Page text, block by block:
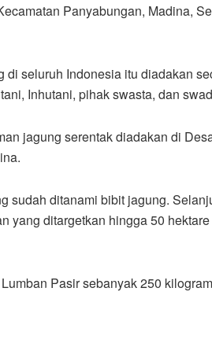
Panyabungan, Madina,
seluruh Indonesia itu diadakan
Inhutani, pihak swasta, dan
jagung serentak diadakan di
sudah ditanami bibit jagung.
yang ditargetkan hingga 50
Pasir sebanyak 250